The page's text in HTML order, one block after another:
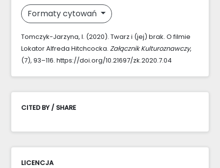
Formaty cytowań
Tomczyk-Jarzyna, I. (2020). Twarz i (jej) brak. O filmie
Lokator Alfreda Hitchcocka. Załącznik Kulturoznawczy,
(7), 93–116. https://doi.org/10.21697/zk.2020.7.04
CITED BY / SHARE
LICENCJA